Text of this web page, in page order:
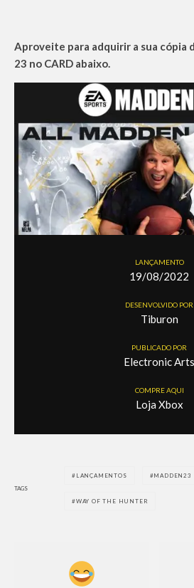
Aproveite para adquirir a sua cópia
23 no CARD abaixo.
LANÇAMENTO
19/08/2022
DESENVOLVIDO POR
Tiburon
PUBLICADO POR
Electronic Arts
COMPRE AQUI
Loja Xbox
TAGS
LANÇAMENTOS MADDEN23
WAY OF THE HUNTER